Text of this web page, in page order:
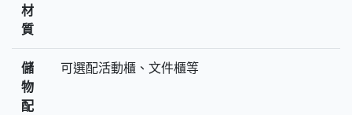
材
質
儲
物
配
可選配活動櫃、文件櫃等